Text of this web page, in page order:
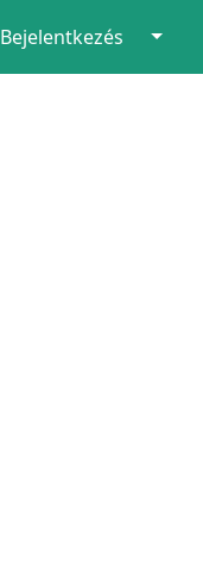
Bejelentkezés ↓